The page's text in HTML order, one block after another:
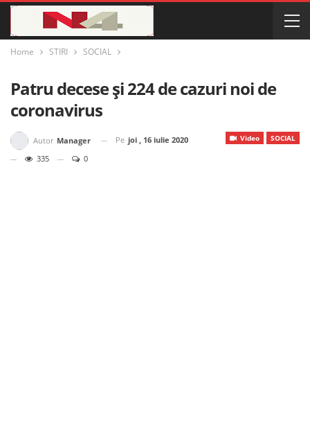
Home STIRI SOCIAL
Patru decese și 224 de cazuri noi de
coronavirus
Video SOCIAL
Autor Manager Pe joi , 16 iulie 2020
335
0